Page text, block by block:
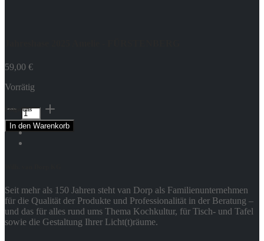
59,00 €
Vorrätig
Jahreshase
2025
Amelie
In den Warenkorb
Folge uns
Seit mehr als 150 Jahren steht van Dorp als Familienunternehmen
für die Qualität der Produkte und Professionalität in der Beratung –
und das für alles rund ums Thema Kochkultur, für Tisch- und Tafel
sowie die Gestaltung Ihrer Licht(t)räume.